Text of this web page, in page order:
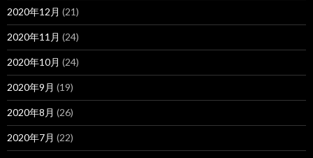
2020年12月 (21)
2020年11月 (24)
2020年10月 (24)
2020年9月 (19)
2020年8月 (26)
2020年7月 (22)